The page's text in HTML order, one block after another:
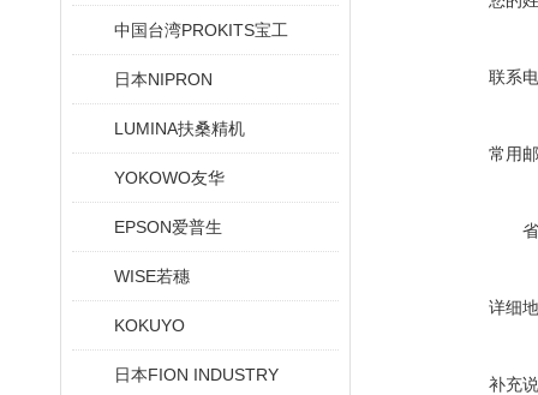
中国台湾PROKITS宝工
日本NIPRON
LUMINA扶桑精机
YOKOWO友华
EPSON爱普生
WISE若穗
KOKUYO
日本FION INDUSTRY
联系
常用
详细
补充